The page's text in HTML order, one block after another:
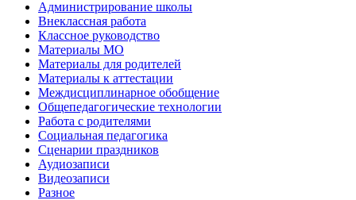
Администрирование школы
Внеклассная работа
Классное руководство
Материалы МО
Материалы для родителей
Материалы к аттестации
Междисциплинарное обобщение
Общепедагогические технологии
Работа с родителями
Социальная педагогика
Сценарии праздников
Аудиозаписи
Видеозаписи
Разное